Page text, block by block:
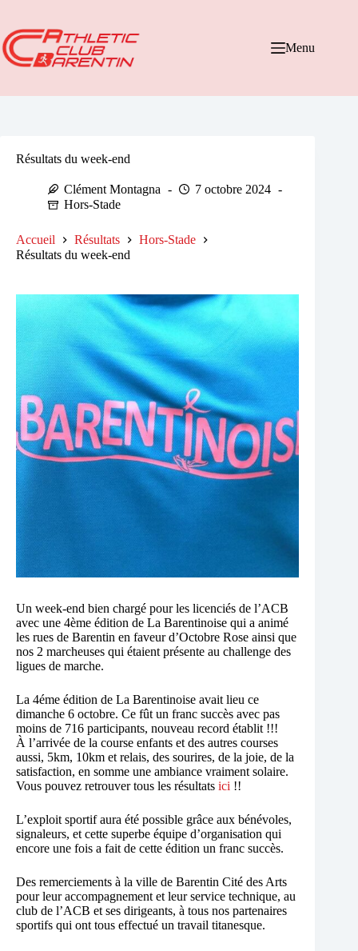
contenu
Menu
Résultats du week-end
Clément Montagna
7 octobre 2024
Hors-Stade
Accueil Résultats
Hors-Stade
Résultats du week-end
Un week-end bien chargé pour les licenciés de l’ACB
avec une 4ème édition de La Barentinoise qui a animé
les rues de Barentin en faveur d’Octobre Rose ainsi que
nos 2 marcheuses qui étaient présente au challenge des
ligues de marche.
La 4éme édition de La Barentinoise avait lieu ce
dimanche 6 octobre. Ce fût un franc succès avec pas
moins de 716 participants, nouveau record établit !!!
À l’arrivée de la course enfants et des autres courses
aussi, 5km, 10km et relais, des sourires, de la joie, de la
satisfaction, en somme une ambiance vraiment solaire.
Vous pouvez retrouver tous les résultats ici !!
L’exploit sportif aura été possible grâce aux bénévoles,
signaleurs, et cette superbe équipe d’organisation qui
encore une fois a fait de cette édition un franc succès.
Des remerciements à la ville de Barentin Cité des Arts
pour leur accompagnement et leur service technique, au
club de l’ACB et ses dirigeants, à tous nos partenaires
sportifs qui ont tous effectué un travail titanesque.